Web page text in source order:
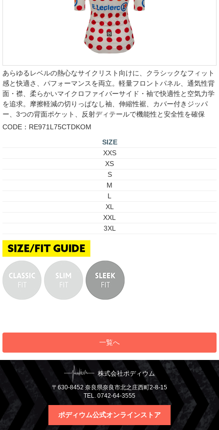
あらゆるレベルの熱心なサイクリスト向けに、クラシックなフィット
感と快適さ、パフォーマンスを両立。軽量フロントパネル、通気性背
面・襟、柔らかいマイクロファイバーサイド・袖で快適性と空気力学
を追求。摩擦軽減の切りっぱなし袖、伸縮性裾、カバー付きジッパ
ー、3つの背面ポケット、反射ディテールで機能性と安全性を確保
CODE：RE971L75CTDKOM
SIZE
XXS
XS
S
M
L
XL
XXL
3XL
一覧へ
株式会社ポディウム
〒630-8452 奈良県奈良市北之庄西町2-8-15
TEL. 0742-64-3555
ポディウム公式オンラインストア